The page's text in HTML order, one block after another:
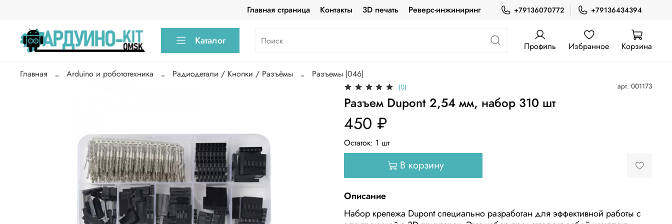
Главная страница Контакты 3D печать Реверс-инжиниринг +79136070772 +79136434394
Каталог Профиль Избранное Корзина
Главная Arduino и робототехника Радиодетали / Кнопки / Разъёмы Разъемы |046|
(0) арт. 001173
Разъем Dupont 2,54 мм, набор 310 шт
450 ₽
Остаток: 1 шт
В корзину
Описание
Набор крепежа Dupont специально разработан для эффективной работы с